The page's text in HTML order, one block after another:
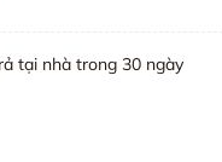
tại nhà trong 30 ngày